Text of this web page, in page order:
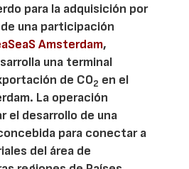
para la adquisición por
una participación
Amsterdam,
una terminal
de CO2 en el
La operación
el desarrollo de una
para conectar a
del área de